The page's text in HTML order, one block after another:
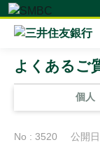
個人
よくあるご
No : 3520 公開